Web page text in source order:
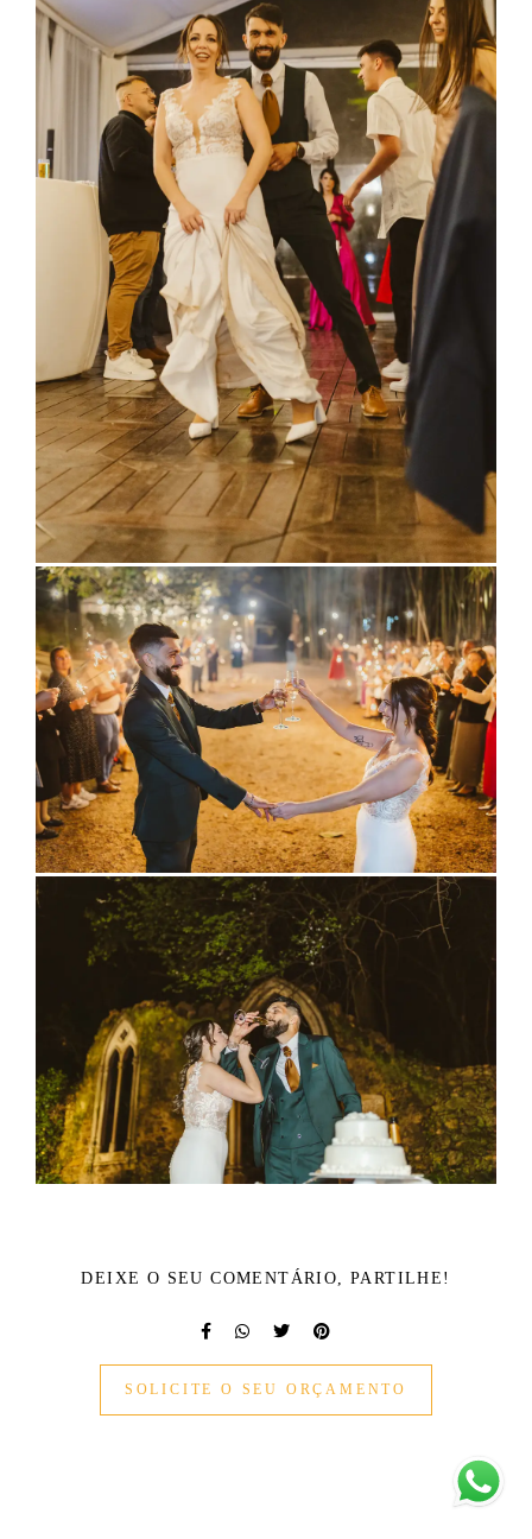
DEIXE O SEU COMENTÁRIO, PARTILHE!
SOLICITE O SEU ORÇAMENTO